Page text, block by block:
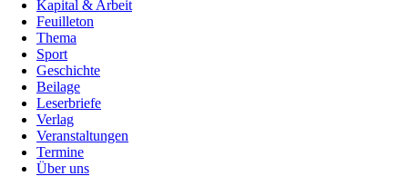
Kapital & Arbeit
Feuilleton
Thema
Sport
Geschichte
Beilage
Leserbriefe
Verlag
Veranstaltungen
Termine
Über uns